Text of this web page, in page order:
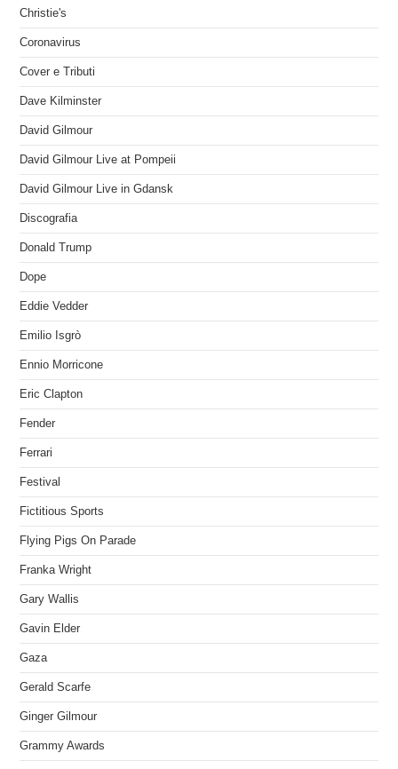
Christie's
Coronavirus
Cover e Tributi
Dave Kilminster
David Gilmour
David Gilmour Live at Pompeii
David Gilmour Live in Gdansk
Discografia
Donald Trump
Dope
Eddie Vedder
Emilio Isgrò
Ennio Morricone
Eric Clapton
Fender
Ferrari
Festival
Fictitious Sports
Flying Pigs On Parade
Franka Wright
Gary Wallis
Gavin Elder
Gaza
Gerald Scarfe
Ginger Gilmour
Grammy Awards